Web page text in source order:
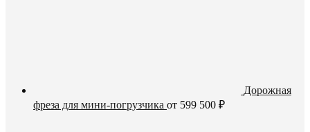
Дорожная
фреза для мини-погрузчика от 599 500 ₽